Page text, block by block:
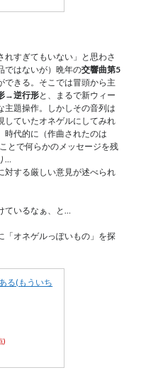
れすぎてもいない」と思わさ
ではないが）晩年の交響曲第5
できる。そこでは冒頭から主
→逆行形と、まるで新ウィー
主題操作。しかしその音列は
していたオネゲルにしてみれ
時代的に（作曲されたのは
とで何らかのメッセージを残
…
対する厳しい意見が述べられ
ているなぁ、と…
「オネゲルっぽいもの」を探
る(もういち
)